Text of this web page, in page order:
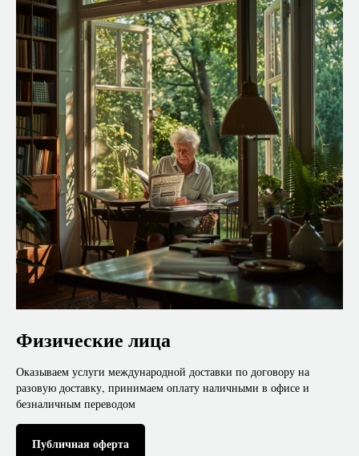
Физические лица
Оказываем услуги международной доставки по договору на
разовую доставку, принимаем оплату наличными в офисе и
безналичным переводом
Публичная оферта